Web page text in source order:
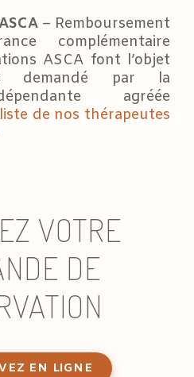
– Remboursement
complémentaire
ASCA font l’objet
demandé par la
agréée
de nos thérapeutes
VOTRE
DE
EN LIGNE